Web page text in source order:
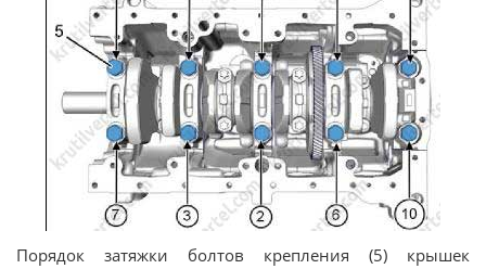
Порядок затяжки болтов крепления (5) крышек